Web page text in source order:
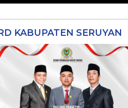
KABUPATEN SERUYAN